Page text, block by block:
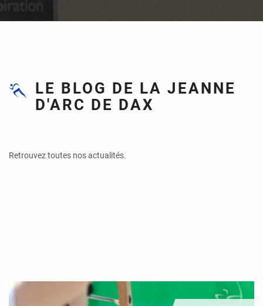
LE BLOG DE LA JEANNE
D'ARC DE DAX
Retrouvez toutes nos actualités.
ESCRIME
TIR À L'ARC